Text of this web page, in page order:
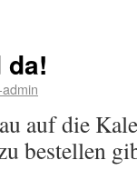
da!
auf die
bestellen